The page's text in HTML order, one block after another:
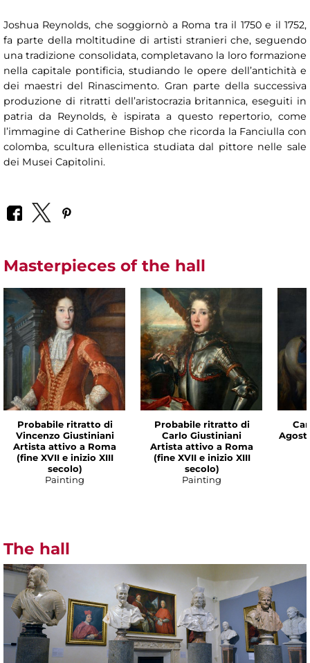
Joshua Reynolds, che soggiornò a Roma tra il 1750 e il 1752,
fa parte della moltitudine di artisti stranieri che, seguendo
una tradizione consolidata, completavano la loro formazione
nella capitale pontificia, studiando le opere dell’antichità e
dei maestri del Rinascimento. Gran parte della successiva
produzione di ritratti dell’aristocrazia britannica, eseguiti in
patria da Reynolds, è ispirata a questo repertorio, come
l’immagine di Catherine Bishop che ricorda la Fanciulla con
colomba, scultura ellenistica studiata dal pittore nelle sale
dei Musei Capitolini.
Masterpieces of the hall
Probabile ritratto di
Vincenzo Giustiniani
Artista attivo a Roma
(fine XVII e inizio XIII
secolo)
Painting
Probabile ritratto di
Carlo Giustiniani
Artista attivo a Roma
(fine XVII e inizio XIII
secolo)
Painting
The hall